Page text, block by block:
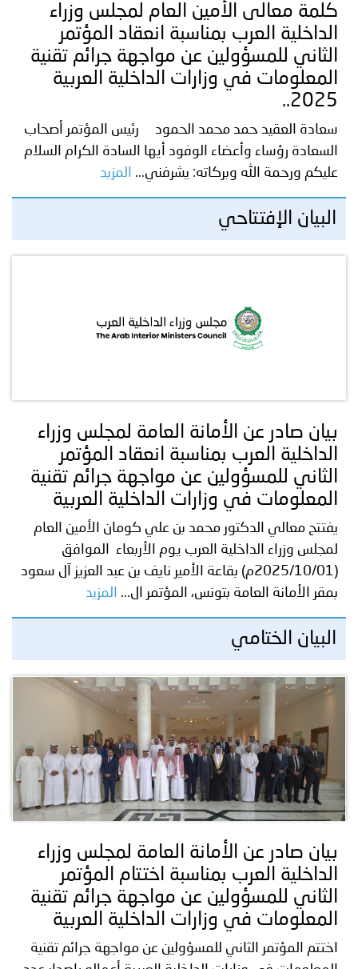
أصداء
الأمانة
إعلانات
من
نحن
اتصل
بنا
كلمة معالى الأمين العام لمجلس وزراء
الداخلية العرب بمناسبة انعقاد المؤتمر
الثاني للمسؤولين عن مواجهة جرائم تقنية
المعلومات في وزارات الداخلية العربية
2025..
سعادة العقيد حمد محمد الحمود رئيس المؤتمر أصحاب
السعادة رؤساء وأعضاء الوفود أيها السادة الكرام السلام
عليكم ورحمة الله وبركاته: يشرفني...
المزيد
البيان الإفتتاحي
بيان صادر عن الأمانة العامة لمجلس وزراء
الداخلية العرب بمناسبة انعقاد المؤتمر
الثاني للمسؤولين عن مواجهة جرائم تقنية
المعلومات في وزارات الداخلية العربية
يفتتح معالي الدكتور محمد بن علي كومان الأمين العام
لمجلس وزراء الداخلية العرب يوم الأربعاء الموافق
(2025/10/01م) بقاعة الأمير نايف بن عبد العزيز آل سعود
بمقر الأمانة العامة بتونس، المؤتمر ال...
المزيد
البيان الختامي
بيان صادر عن الأمانة العامة لمجلس وزراء
الداخلية العرب بمناسبة اختتام المؤتمر
الثاني للمسؤولين عن مواجهة جرائم تقنية
المعلومات في وزارات الداخلية العربية
اختتم المؤتمر الثاني للمسؤولين عن مواجهة جرائم تقنية